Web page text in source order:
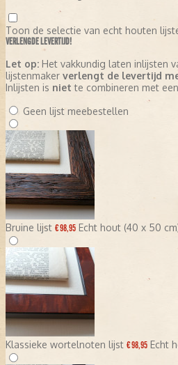
Toon de selectie van echt houten
VERLENGDE LEVERTIJD!
Let op: Het vakkundig laten inlijsten
lijstenmaker verlengt de levertijd
Inlijsten is niet te combineren met
Geen lijst meebestellen
Bruine lijst € 98,95 Echt hout (40 x 50
Klassieke wortelnoten lijst € 98,95 Echt